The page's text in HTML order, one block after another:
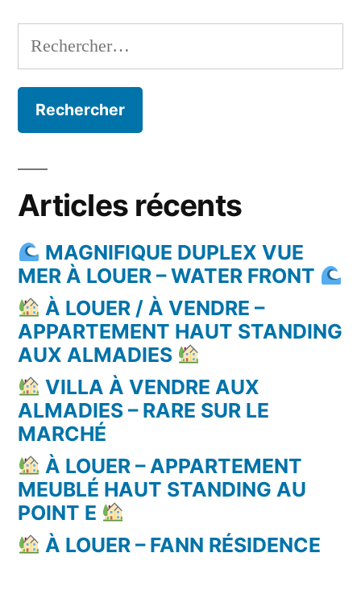
Rechercher :
Articles récents
MAGNIFIQUE DUPLEX VUE
MER À LOUER – WATER FRONT
À LOUER / À VENDRE –
APPARTEMENT HAUT STANDING
AUX ALMADIES
VILLA À VENDRE AUX
ALMADIES – RARE SUR LE
MARCHÉ
À LOUER – APPARTEMENT
MEUBLÉ HAUT STANDING AU
POINT E
À LOUER – FANN RÉSIDENCE